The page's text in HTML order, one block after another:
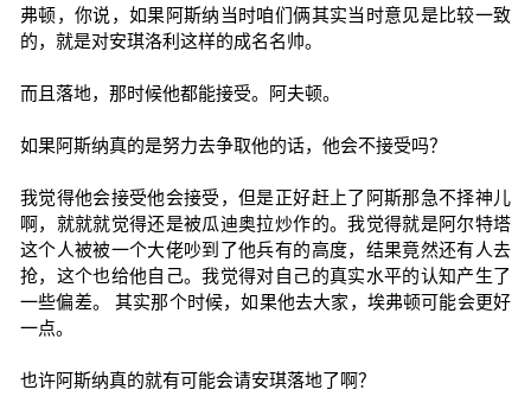
弗顿，你说，如果阿斯纳当时咱们俩其实当时意见是比较一致
的，就是对安琪洛利这样的成名名帅。
而且落地，那时候他都能接受。阿夫顿。
如果阿斯纳真的是努力去争取他的话，他会不接受吗？
我觉得他会接受他会接受，但是正好赶上了阿斯那急不择神儿
啊，就就就觉得还是被瓜迪奥拉炒作的。我觉得就是阿尔特塔
这个人被被一个大佬吵到了他兵有的高度，结果竟然还有人去
抢，这个也给他自己。我觉得对自己的真实水平的认知产生了
一些偏差。 其实那个时候，如果他去大家，埃弗顿可能会更好
一点。
也许阿斯纳真的就有可能会请安琪落地了啊？